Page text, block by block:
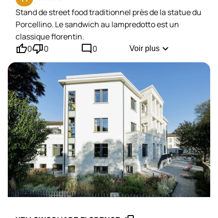
Stand de street food traditionnel près de la statue du
Porcellino. Le sandwich au lampredotto est un
classique florentin.
thumb_up'0thumb_down'0 mode_comment0 Voir plus expand_more